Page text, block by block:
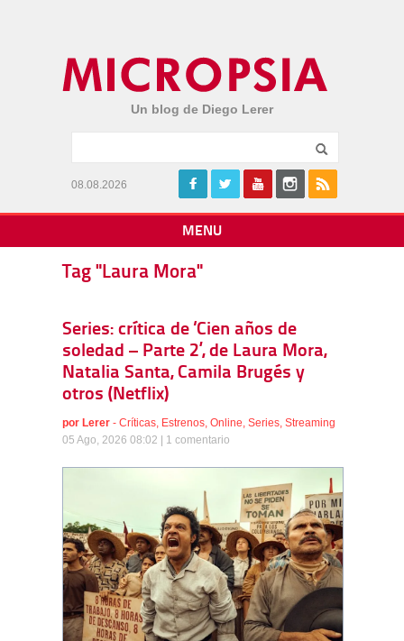
Un blog de Diego Lerer
08.08.2026
MENU
Tag "Laura Mora"
Series: crítica de ‘Cien años de
soledad – Parte 2’, de Laura Mora,
Natalia Santa, Camila Brugés y
otros (Netflix)
por Lerer - Críticas, Estrenos, Online, Series, Streaming
05 Ago, 2026 08:02 | 1 comentario